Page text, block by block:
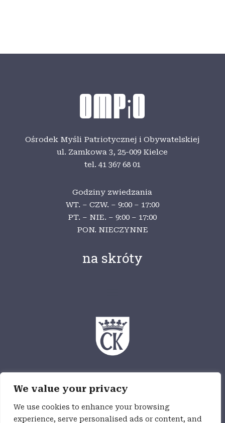
We value your privacy
We use cookies to enhance your browsing
experience, serve personalised ads or content, and
Ośrodek Myśli Patriotycznej i Obywatelskiej
ul. Zamkowa 3,25-009 Kielce
tel. 41 367 68 01
Godziny zwiedzania
WT. – CZW. – 9:00 – 17:00
PT. – NIE. – 9:00 – 17:00
PON. NIECZYNNE
na skróty
jest częścią Wzgórza Zamkowego,
jednostki budżetowej Miasta Kielce